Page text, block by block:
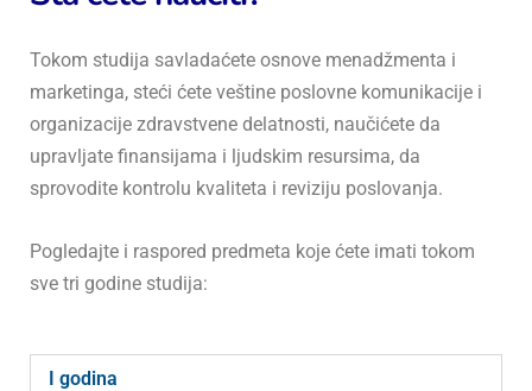
Tokom studija savladaćete osnove menadžmenta i
marketinga, steći ćete veštine poslovne komunikacije i
organizacije zdravstvene delatnosti, naučićete da
upravljate finansijama i ljudskim resursima, da
sprovodite kontrolu kvaliteta i reviziju poslovanja.
Pogledajte i raspored predmeta koje ćete imati tokom
sve tri godine studija:
I godina